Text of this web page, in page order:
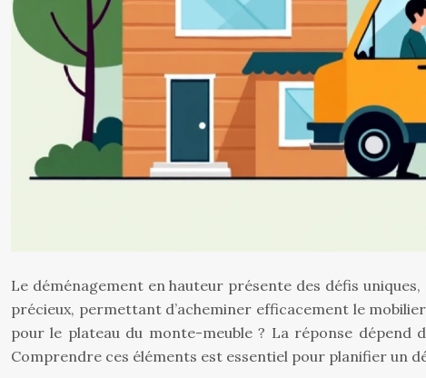
Le déménagement en hauteur présente des défis
précieux, permettant d’acheminer efficacement le
pour le plateau du monte-meuble ? La réponse dépend
Comprendre ces éléments est essentiel pour planifier un